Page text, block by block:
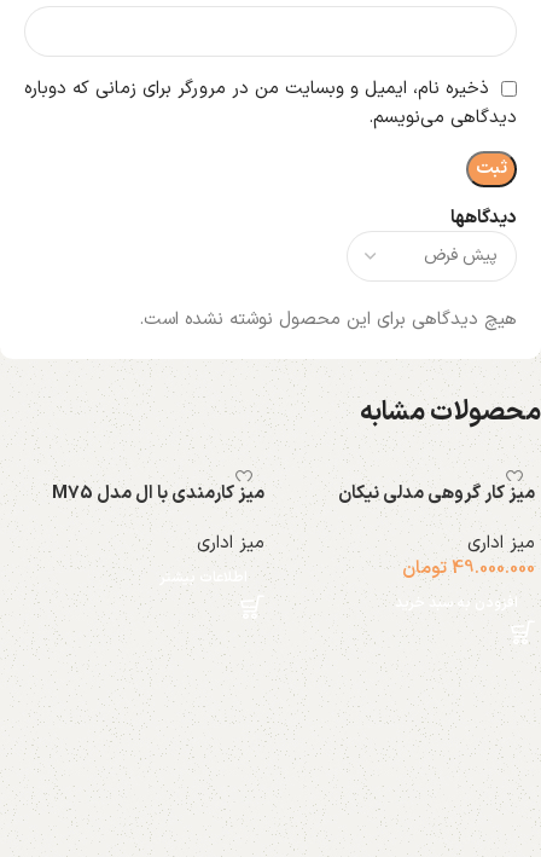
دیدگاهها
هیچ دیدگاهی برای این محصول نوشته نشده است.
ذخیره نام، ایمیل و وبسایت من در مرورگر برای زمانی که دوباره
دیدگاهی می‌نویسم.
محصولات مشابه
میز کار گروهی مدلی نیکان
میز اداری
49.000.000تومان
افزودن به سبد خرید
میز کارمندی با ال مدل M75
میز اداری
اطلاعات بیشتر